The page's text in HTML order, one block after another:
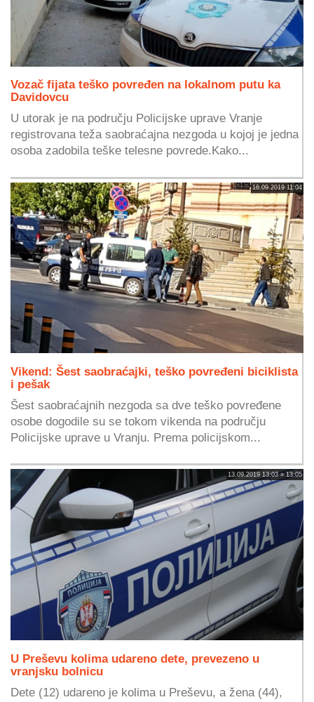
Vozač fijata teško povređen na lokalnom putu ka
Davidovcu
U utorak je na području Policijske uprave Vranje
registrovana teža saobraćajna nezgoda u kojoj je jedna
osoba zadobila teške telesne povrede.Kako...
16.09.2019 11:04
Vikend: Šest saobraćajki, teško povređeni biciklista
i pešak
Šest saobraćajnih nezgoda sa dve teško povređene
osobe dogodile su se tokom vikenda na području
Policijske uprave u Vranju. Prema policijskom...
13.09.2019 13:03 » 13:05
U Preševu kolima udareno dete, prevezeno u
vranjsku bolnicu
Dete (12) udareno je kolima u Preševu, a žena (44),